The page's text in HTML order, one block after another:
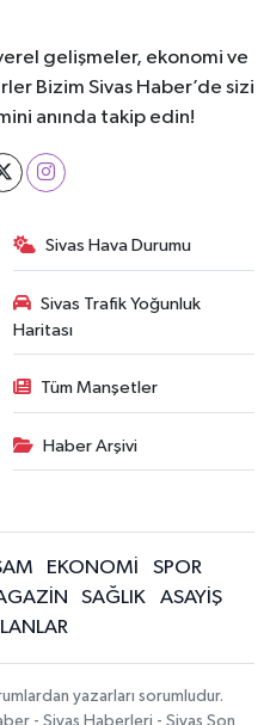
gelişmeler, ekonomi ve
Bizim Sivas Haber’de sizi
anında takip edin!
Sivas Hava Durumu
Sivas Trafik Yoğunluk
Haritası
Tüm Manşetler
Haber Arşivi
EKONOMİ
SPOR
SAĞLIK
ASAYİŞ
yazarları sorumludur.
- Sivas Haberleri - Sivas Son